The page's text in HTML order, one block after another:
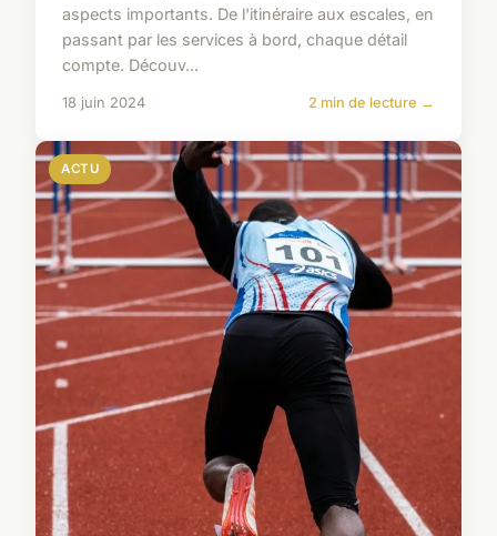
aspects importants. De l'itinéraire aux escales, en
passant par les services à bord, chaque détail
compte. Découv...
18 juin 2024 2 min de lecture →
ACTU